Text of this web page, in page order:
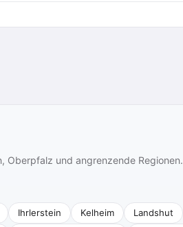
Oberpfalz und angrenzende Regionen.
Ihrlerstein Kelheim Landshut